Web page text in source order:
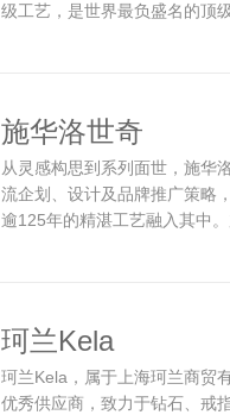
级工艺，是世界最负盛名的顶
施华洛世奇
从灵感构思到系列面世，施华
流企划、设计及品牌推广策略
逾125年的精湛工艺融入其中
珂兰Kela
珂兰Kela，属于上海珂兰商贸
优秀供应商，致力于钻石、戒